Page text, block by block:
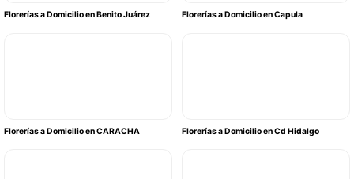
Florerías a Domicilio en Benito Juárez Florerías a Domicilio en Capula
Florerías a Domicilio en CARACHA Florerías a Domicilio en Cd Hidalgo